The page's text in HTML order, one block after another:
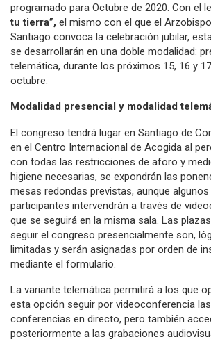
programado para Octubre de 2020. Con el
tu tierra”, el mismo con el que el
Santiago convoca la celebración jubilar,
se desarrollarán en una doble modalidad:
telemática, durante los próximos 15, 16 y
octubre.
Modalidad presencial y modalidad
El congreso tendrá lugar en Santiago de
en el Centro Internacional de Acogida al
con todas las restricciones de aforo y
higiene necesarias, se expondrán las
mesas redondas previstas, aunque
participantes intervendrán a través de
que se seguirá en la misma sala. Las
seguir el congreso presencialmente son,
limitadas y serán asignadas por orden de
mediante el formulario.
La variante telemática permitirá a los que
esta opción seguir por videoconferencia las
conferencias en directo, pero también
posteriormente a las grabaciones